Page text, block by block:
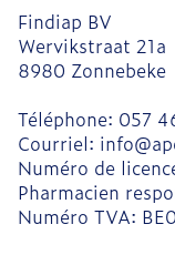
Findiap BV
Wervikstraat 21a
8980 Zonnebeke
Téléphone: 057
Courriel: info@
Numéro de
Pharmacien
Numéro TVA: